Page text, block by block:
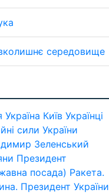
середовище
Україна Київ Українці
сили України
Зеленський
Президент
посада) Ракета.
Президент України